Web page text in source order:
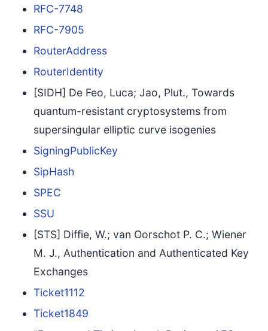
RFC-7748
RFC-7905
RouterAddress
RouterIdentity
[SIDH] De Feo, Luca; Jao, Plut., Towards
quantum-resistant cryptosystems from
supersingular elliptic curve isogenies
SigningPublicKey
SipHash
SPEC
SSU
[STS] Diffie, W.; van Oorschot P. C.; Wiener
M. J., Authentication and Authenticated Key
Exchanges
Ticket1112
Ticket1849